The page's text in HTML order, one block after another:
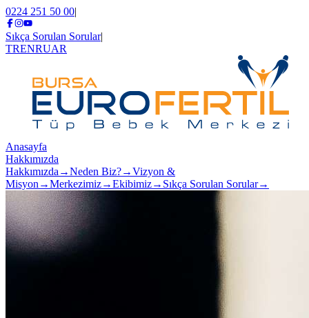
0224 251 50 00|
Sıkça Sorulan Sorular|
TRENRUAR
Anasayfa
Hakkımızda
Hakkımızda →Neden Biz?→Vizyon &
Misyon →Merkezimiz→Ekibimiz→ Sıkça Sorulan Sorular→